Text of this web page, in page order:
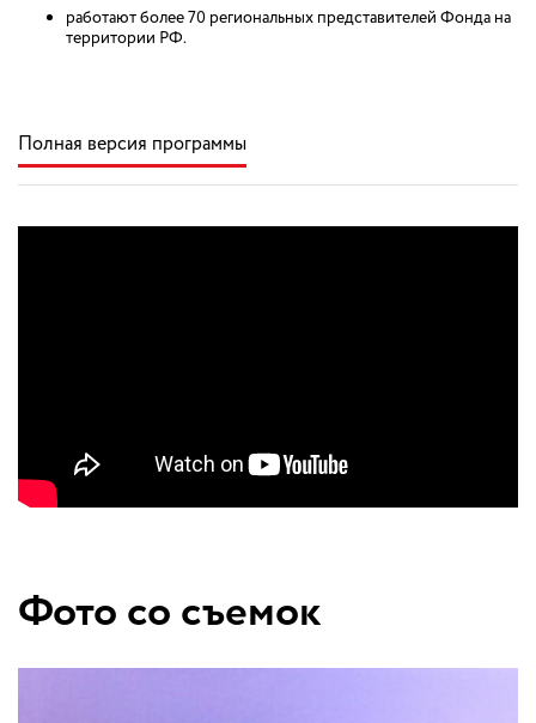
работают более 70 региональных представителей Фонда на
территории РФ.
Полная версия программы
Фото со съемок